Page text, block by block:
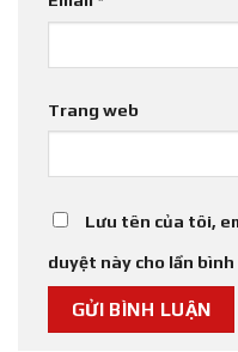
Trang web
Lưu tên của tôi,
duyệt này cho lần